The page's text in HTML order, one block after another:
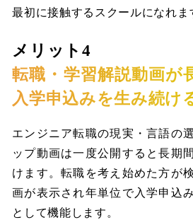
最初に接触するスクールになれま
メリット4
転職・学習解説動画が
入学申込みを生み続け
エンジニア転職の現実・言語の
ップ動画は一度公開すると長期
けます。転職を考え始めた方が
画が表示され年単位で入学申込
として機能します。